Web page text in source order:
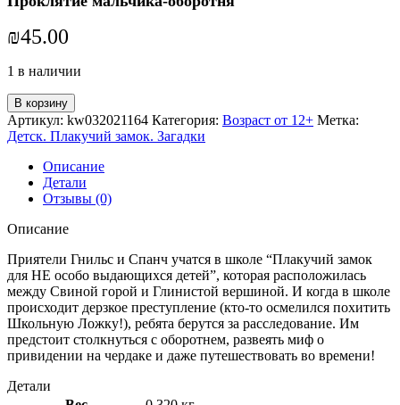
₪45.00
1 в наличии
В корзину
Артикул: kw032021164 Категория: Возраст от 12+ Метка:
Детск. Плакучий замок. Загадки
Описание
Детали
Отзывы (0)
Описание
Приятели Гнильс и Спанч учатся в школе “Плакучий замок
для НЕ особо выдающихся детей”, которая расположилась
между Свиной горой и Глинистой вершиной. И когда в школе
происходит дерзкое преступление (кто-то осмелился похитить
Школьную Ложку!), ребята берутся за расследование. Им
предстоит столкнуться с оборотнем, развеять миф о
привидении на чердаке и даже путешествовать во времени!
Детали